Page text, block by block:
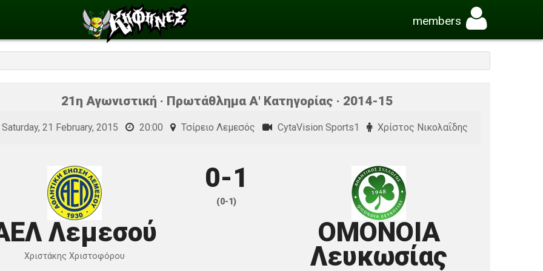
members
21η Αγωνιστική · Πρωτάθλημα Α' Κατηγορίας · 2014-15
Saturday, 21 February, 2015 20:00 Τσίρειο Λεμεσός CytaVision Sports1 Χρίστος Νικολαΐδης
Λεμεσού
Χριστάκης Χριστοφόρου
0-1
(0-1)
ΟΜΟΝΟΙΑ
Λευκωσίας